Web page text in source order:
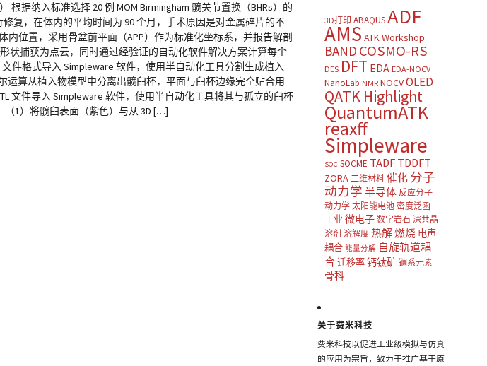
据纳入标准选择 20 例 MOM Birmingham 髋关节置换（BHRs）的
复，在体内的平均时间为 90 个月，手术原因是对金属碎片的不
内位置，采用骨盆前平面（APP）作为标准化坐标系，并报告解剖
状捕获为点云，同时通过经验证的自动化软件解决方案计算每个
件格式导入 Simpleware 软件，使用半自动化工具分割生成植入
算从植入物模型中分离出髋臼杯，平面与臼杯边缘完全贴合用
文件导入 Simpleware 软件，使用半自动化工具将其与孤立的臼杯
1）将髋臼表面（紫色）与从 3D […]
3D打印 ABAQUSADF
AMS ATK Workshop
BAND COSMO-RS
DES DFT EDA EDA-NOCV
NanoLab NMR NOCVOLED
QATK Highlight
QuantumATK
reaxff
Simpleware
SOC SOCME TADF TDDFT
ZORA 二维材料 催化 分子
动力学 半导体 反应分子
动力学 太阳能电池 密度泛函
工业 微电子 数字岩石 深共晶
溶剂 溶解度 热解燃烧 电声
耦合 能量分解 自旋轨道耦
合迁移率钙钛矿 镧系元素
骨科
关于费米科技
费米科技以促进工业级模拟与仿真
的应用为宗旨，致力于推广基于原